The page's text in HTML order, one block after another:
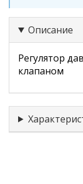
Описание
Регулятор
клапаном